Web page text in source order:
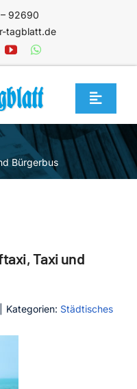
92690
tagblatt.de
Toggle
Bürgerbus
Taxi und
Kategorien: Städtisches